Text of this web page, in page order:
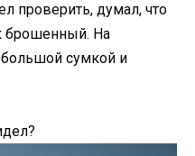
проверить, думал, что
брошенный. На
сумкой и